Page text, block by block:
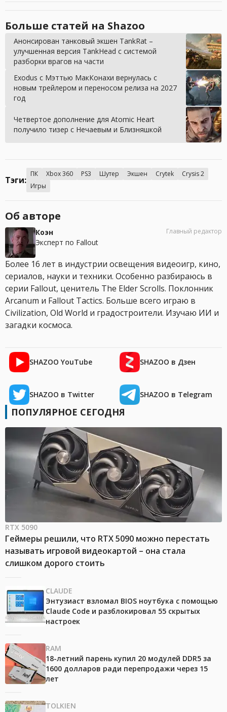
Больше статей на Shazoo
Анонсирован танковый экшен TankRat –
улучшенная версия TankHead с системой
разборки врагов на части
Exodus с Мэттью МакКонахи вернулась с
новым трейлером и переносом релиза на 2027
год
Четвертое дополнение для Atomic Heart
получило тизер с Нечаевым и Близняшкой
Тэги:
ПК Xbox 360 PS3 Шутер Экшен Crytek
Crysis 2
Игры
Об авторе
Коэн
Эксперт по Fallout
Главный редактор
Более 16 лет в индустрии освещения видеоигр, кино,
сериалов, науки и техники. Особенно разбираюсь в
серии Fallout, ценитель The Elder Scrolls. Поклонник
Arcanum и Fallout Tactics. Больше всего играю в
Civilization, Old World и градостроители. Изучаю ИИ и
загадки космоса.
SHAZOO YouTube SHAZOO в Дзен
SHAZOO в Twitter SHAZOO в Telegram
ПОПУЛЯРНОЕ СЕГОДНЯ
RTX 5090
Геймеры решили, что RTX 5090 можно перестать
называть игровой видеокартой – она стала
слишком дорого стоить
CLAUDE
Энтузиаст взломал BIOS ноутбука с помощью
Claude Code и разблокировал 55 скрытых
настроек
RAM
18-летний парень купил 20 модулей DDR5 за
1600 долларов ради перепродажи через 15
лет
TOLKIEN